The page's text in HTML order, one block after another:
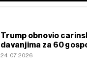
Trump obnovio
davanjima za 60
24.07.2026